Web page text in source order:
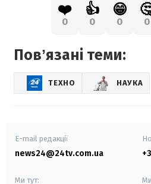
❤️
0
👍
0
😁
0 0
Повʼязані теми:
ТЕХНО НАУКА
E-mail редакції
news24@24tv.com.ua
Ми тут: